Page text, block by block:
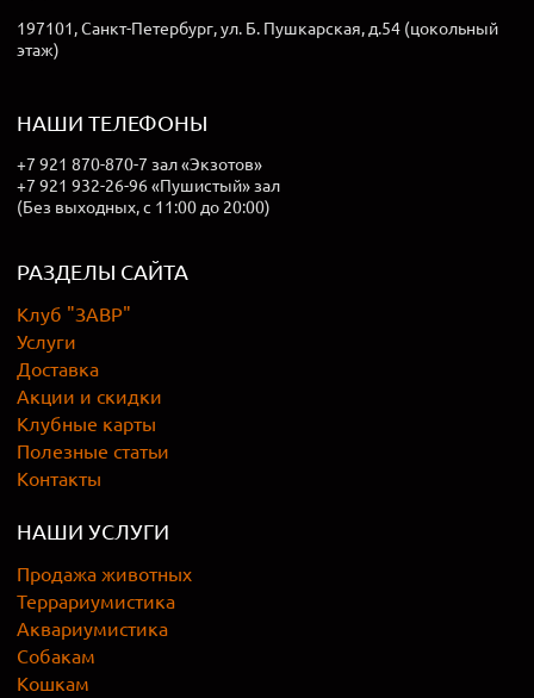
197101, Санкт-Петербург, ул. Б. Пушкарская, д.54 (цокольный
этаж)
НАШИ ТЕЛЕФОНЫ
+7 921 870-870-7 зал «Экзотов»
+7 921 932-26-96 «Пушистый» зал
(Без выходных, с 11:00 до 20:00)
РАЗДЕЛЫ САЙТА
Клуб "ЗАВР"
Услуги
Доставка
Акции и скидки
Клубные карты
Полезные статьи
Контакты
НАШИ УСЛУГИ
Продажа животных
Террариумистика
Аквариумистика
Собакам
Кошкам